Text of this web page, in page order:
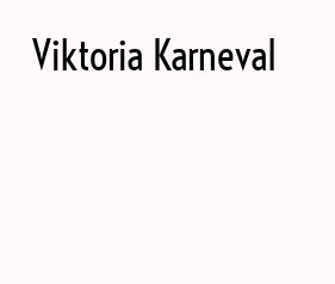
Viktoria Karneval